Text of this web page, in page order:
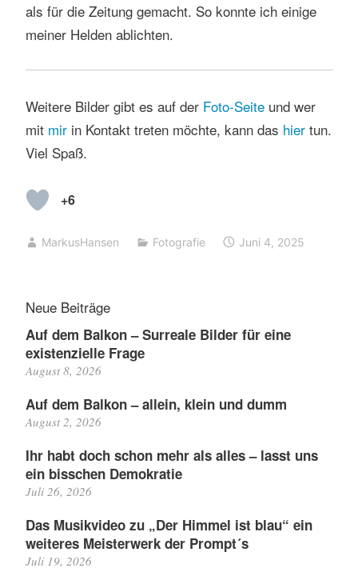
als für die Zeitung gemacht. So konnte ich einige
meiner Helden ablichten.
Weitere Bilder gibt es auf der Foto-Seiteund wer
mit mirin Kontakt treten möchte, kann das hiertun.
Viel Spaß.
+6
MarkusHansen Fotografie Juni 4, 2025
Neue Beiträge
Auf dem Balkon – Surreale Bilder für eine
existenzielle Frage
August 8, 2026
Auf dem Balkon – allein, klein und dumm
August 2, 2026
Ihr habt doch schon mehr als alles – lasst uns
ein bisschen Demokratie
Juli 26, 2026
Das Musikvideo zu „Der Himmel ist blau“ ein
weiteres Meisterwerk der Prompt´s
Juli 19, 2026